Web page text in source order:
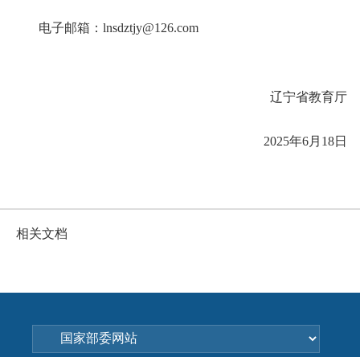
电子邮箱：lnsdztjy@126.com
辽宁省教育厅
2025年6月18日
相关文档